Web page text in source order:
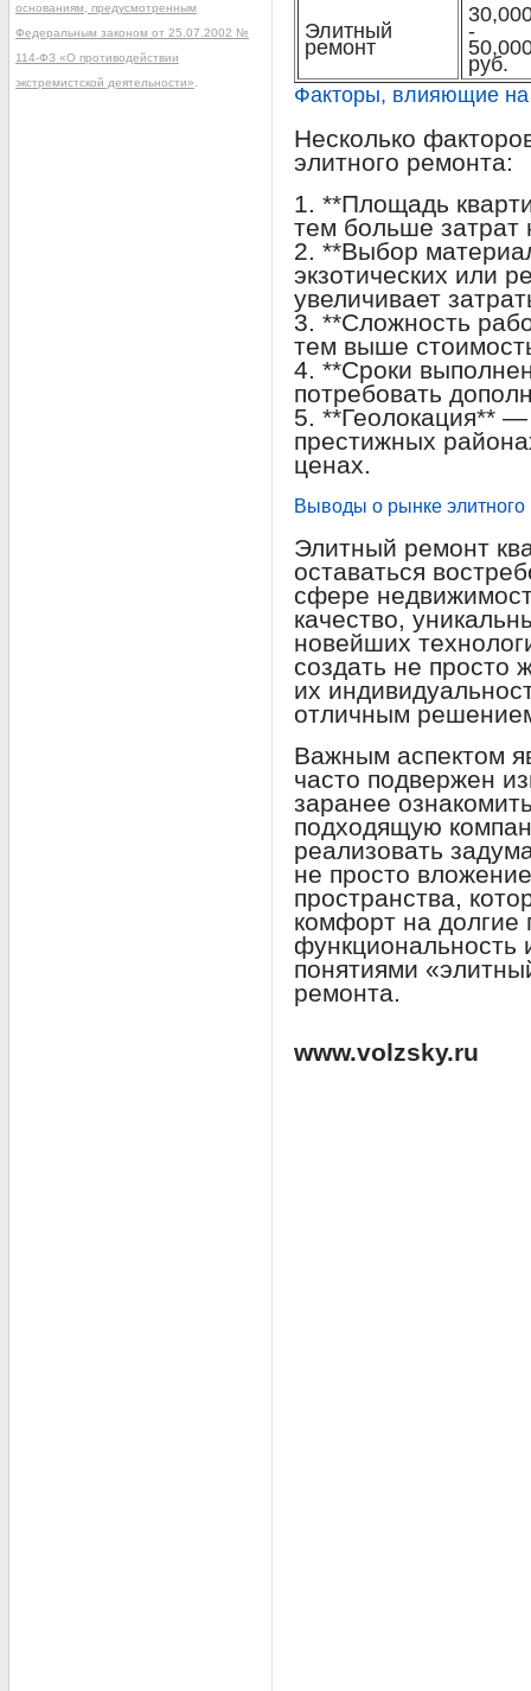
Элитный
ремонт
-
руб.
Факторы, влияющие на
Несколько
элитного ремонта:
1. **Площадь
тем больше
2. **Выбор
экзотических или
увеличивает
3. **Сложность
тем выше
4. **Сроки
потребовать
5. **Геолокация**
престижных
ценах.
Выводы о рынке элитного
Элитный ремонт
оставаться
сфере
качество,
новейших
создать не
их
отличным
Важным аспектом
часто подвержен
заранее
подходящую
реализовать
не просто
пространства,
комфорт на долгие
функциональность
понятиями
ремонта.
www.volzsky.ru
основаниям, предусмотренным
Федеральным законом от 25.07.2002 №
114-ФЗ «О противодействии
экстремистской деятельности»